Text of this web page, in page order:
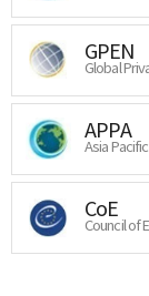
GPEN
Global
APPA
Asia
CoE
Council of